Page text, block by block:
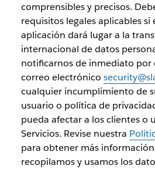
comprensibles y precisos.
requisitos legales aplicables si
aplicación dará lugar a la
internacional de datos
notificarnos de inmediato por
correo electrónico
cualquier incumplimiento de
usuario o política de
pueda afectar a los clientes o
Servicios. Revise nuestra
para obtener más
recopilamos y usamos los